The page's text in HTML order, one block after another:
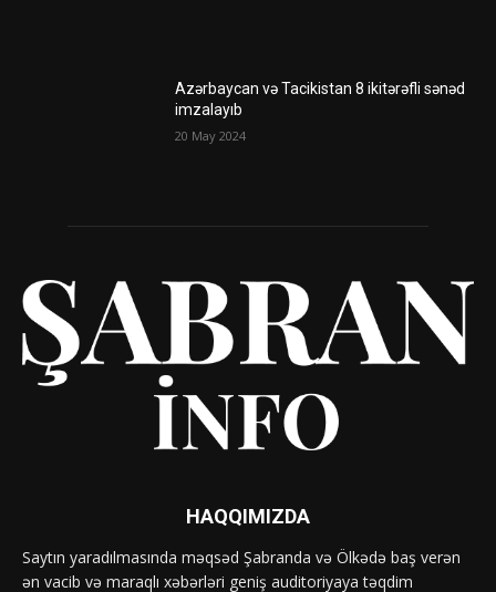
Azərbaycan və Tacikistan 8 ikitərəfli sənəd
imzalayıb
20 May 2024
HAQQIMIZDA
Saytın yaradılmasında məqsəd Şabranda və Ölkədə baş verən
ən vacib və maraqlı xəbərləri geniş auditoriyaya təqdim